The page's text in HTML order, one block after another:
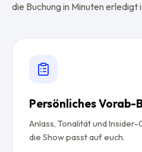
die Buchung in Minuten erledigt
Persönliches Vorab-
Anlass, Tonalität und
die Show passt auf euch.